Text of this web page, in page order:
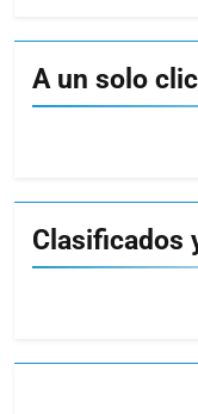
A un solo
Clasificados